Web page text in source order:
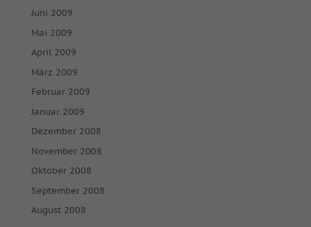
Juni 2009
Mai 2009
April 2009
März 2009
Februar 2009
Januar 2009
Dezember 2008
November 2008
Oktober 2008
September 2008
August 2008